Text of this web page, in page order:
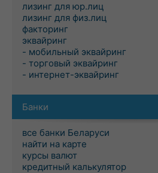
лизинг для юр.лиц
лизинг для физ.лиц
факторинг
эквайринг
- мобильный эквайринг
- торговый эквайринг
- интернет-эквайринг
Банки
все банки Беларуси
найти на карте
курсы валют
кредитный калькулятор